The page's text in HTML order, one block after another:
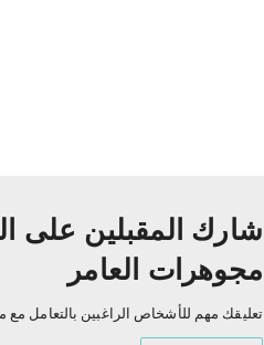
شارك المقبلين على
مجوهرات العامر
تعليقك مهم للأشخاص الراغبين بالتعامل مع